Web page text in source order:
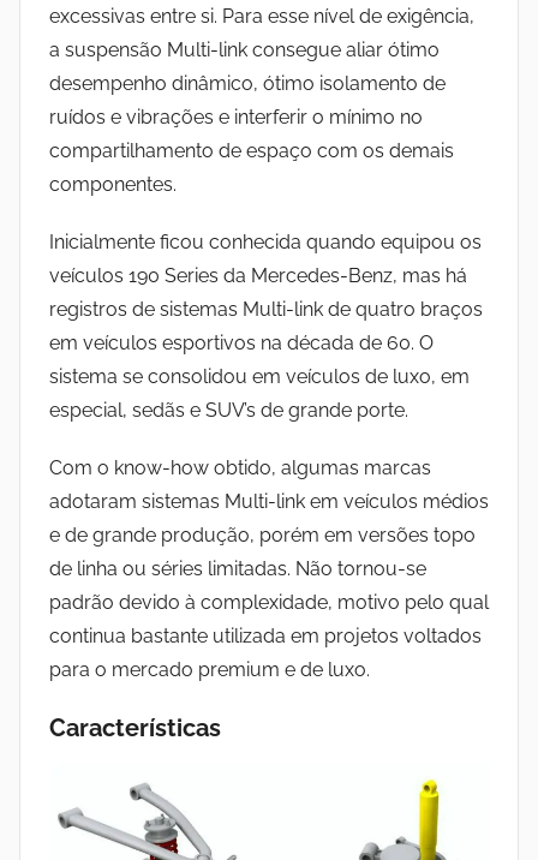
excessivas entre si. Para esse nível de exigência,
a suspensão Multi-link consegue aliar ótimo
desempenho dinâmico, ótimo isolamento de
ruídos e vibrações e interferir o mínimo no
compartilhamento de espaço com os demais
componentes.
Inicialmente ficou conhecida quando equipou os
veículos 190 Series da Mercedes-Benz, mas há
registros de sistemas Multi-link de quatro braços
em veículos esportivos na década de 60. O
sistema se consolidou em veículos de luxo, em
especial, sedãs e SUV’s de grande porte.
Com o know-how obtido, algumas marcas
adotaram sistemas Multi-link em veículos médios
e de grande produção, porém em versões topo
de linha ou séries limitadas. Não tornou-se
padrão devido à complexidade, motivo pelo qual
continua bastante utilizada em projetos voltados
para o mercado premium e de luxo.
Características